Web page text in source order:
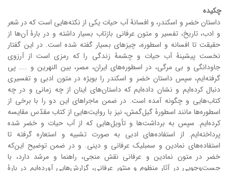
چکیده
داستان خضر و اسکندر، و افسانۀ آب حیات یکی از نکته‌هایی است که در شعر
و ادب، تاریخ، تفسیر و متون عرفانی بازتاب بسیار داشته و در بارۀ آن‌ها از
حقیقت تا افسانه و اسطوره، چیزهای بسیار گفته شده است. در این گفتار
نخست پیشینۀ آب حیات و چشمۀ زندگی را که رمزی است از آرزوی
جاودانگی و بی مرگی، در اسطوره‌های ایران، مصر، بین النهرین و .... پی
گرفته‌ایم، سپس داستان خضر و اسکندر را بویژه در متون ادبی و تفسیری
دنبال کرده‌ایم و نشان داده‌ایم که داستان‌های اینان از چه زمانی و در چه
کتاب‌هایی و چگونه آمده است. در ضمن ماجراهای این دو را با برخی از
اسطوره‌ها مانند اسطورۀ گیل‌گمش، نیز با روایت‌هایی از کتاب مقدّس مقایسه
کرده‌ایم. سپس به برداشت‌ها و تأویل‌هایی که از آب حیات و خضر شده
پرداخته‌ایم. از استفاده‌های ادبی به صورت تشبیه و استعاره گرفته تا
استفاده‌های نمادین و سمبلیک عرفانی و دینی. و در ضمن توضیح این‌که
خضر در متون نمادین و عرفانی نقش منجی، راهنما و مرشد دارد، با
جست‌و‌جویی در آثار منظوم و منثور عرفانی، گزارش‌هایی آورده‌ایم در بارۀ